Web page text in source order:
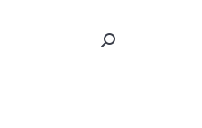
Search:
Search: